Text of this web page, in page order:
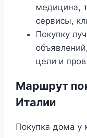
медицина,
сервисы,
Покупку
цели и
Маршрут
Италии
Покупка дома у